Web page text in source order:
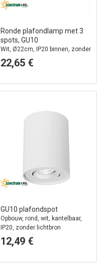
Ronde plafondlamp met 3
spots, GU10
Wit, Ø22cm, IP20 binnen, zonder
lichtbron
22,65 €
GU10 plafondspot
Opbouw, rond, wit, kantelbaar,
IP20, zonder lichtbron
12,49 €